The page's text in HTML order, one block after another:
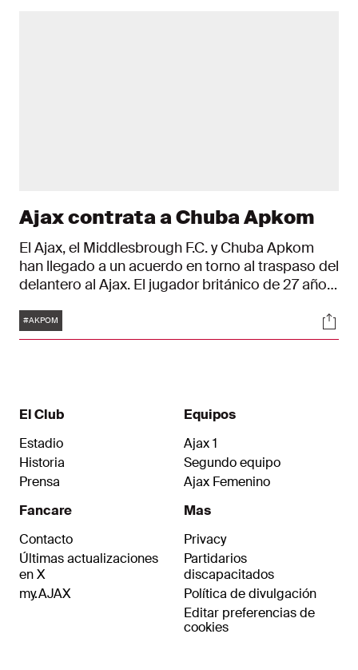
Ajax contrata a Chuba Apkom
El Ajax, el Middlesbrough F.C. y Chuba Apkom
han llegado a un acuerdo en torno al traspaso del
delantero al Ajax. El jugador británico de 27 años
junio de 2028. Ajax paga la suma total de 12,3
millones de Euros al Middlesbrough F.C..Esta
Etiquetas
#AKPOM
El Club
Estadio
Historia
Prensa
Fancare
Contacto
Últimas actualizaciones
en X
my.AJAX
Equipos
Ajax 1
Segundo equipo
Ajax Femenino
Mas
Privacy
Partidarios
discapacitados
Política de divulgación
Editar preferencias de
cookies